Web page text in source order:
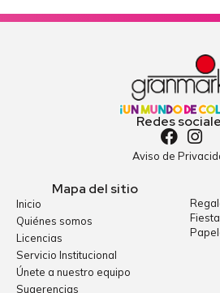
Redes
Aviso de
Mapa del sitio
Inicio
Quiénes somos
Licencias
Servicio Institucional
Únete a nuestro equipo
Sugerencias
Fiesta